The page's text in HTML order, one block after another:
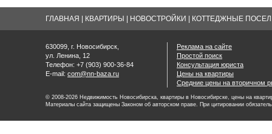
ГЛАВНАЯ КВАРТИРЫ НОВОСТРОЙКИ КОТТЕДЖНЫЕ
630099, г. Новосибирск,
ул. Ленина, 12
Телефон: +7 (903) 900-36-84
E-mail: com@nn-baza.ru
Реклама на сайте
Простой поиск
Консультация юриста
Цены на квартиры
Средние цены на вторичном
© 2008-2026 Недвижимость Новосибирска, квартиры в Новосибирске, цены на
Материалы сайта защищены Законом об авторском праве. При цитировании